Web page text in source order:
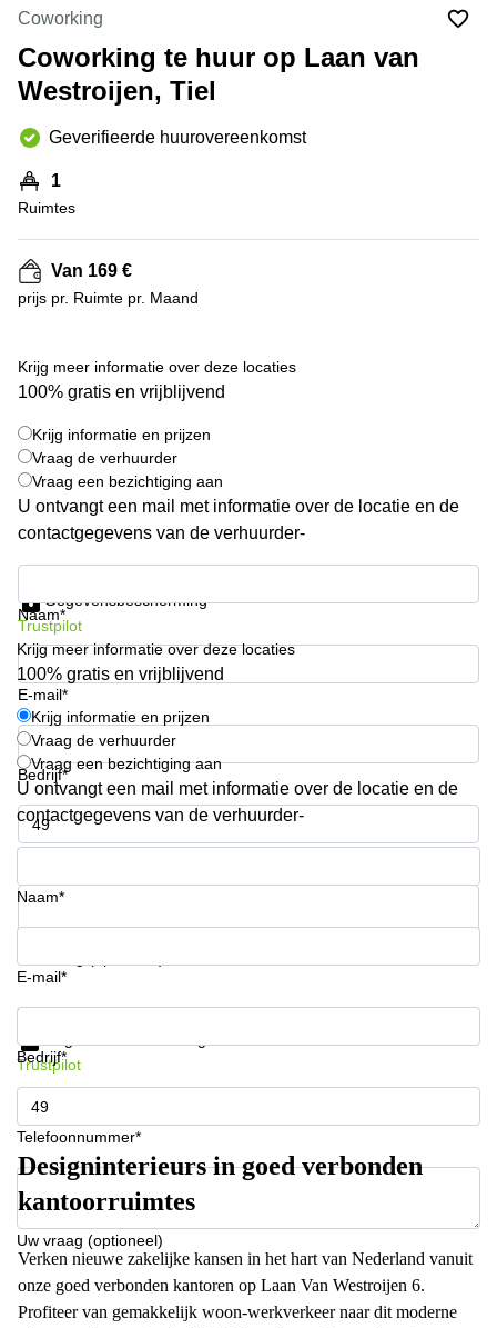
Hengelo
Hilversum
Hoofddorp
Deventer
Rotterdam
Tiel
Zwolle
Bodegraven-
Reeuwijk
Business
center
Arnhem
Business
Amsterdam
Westpoort
Business
center
Hilversum
Den
Haag
space
Breda
Coworking
Arnhem
Coworking
space
Hilversum
Coworking
space
Zwolle
Coworking
Haarlem
Kantoor
Huren
Hengelo
Nijmegen
Coworking
Coworking te huur op Laan van
Westroijen, Tiel
Geverifieerde huurovereenkomst
1
Ruimtes
Van 169 €
prijs pr. Ruimte pr. Maand
Krijg meer informatie over deze locaties
100% gratis en vrijblijvend
Krijg informatie en prijzen
Vraag de verhuurder
Vraag een bezichtiging aan
U ontvangt een mail met informatie over de locatie en de
contactgegevens van de verhuurder-
Naam*
E-mail*
Bedrijf*
Telefoonnummer*
Gegevensbescherming
Trustpilot
Krijg meer informatie over deze locaties
100% gratis en vrijblijvend
Krijg informatie en prijzen
Vraag de verhuurder
Vraag een bezichtiging aan
U ontvangt een mail met informatie over de locatie en de
contactgegevens van de verhuurder-
Naam*
E-mail*
Bedrijf*
Telefoonnummer*
Uw vraag (optioneel)
Krijg informatie en prijzen
Trustpilot
Designinterieurs in goed verbonden
kantoorruimtes
Verken nieuwe zakelijke kansen in het hart van Nederland vanuit
onze goed verbonden kantoren op Laan Van Westroijen 6.
Profiteer van gemakkelijk woon-werkverkeer naar dit moderne